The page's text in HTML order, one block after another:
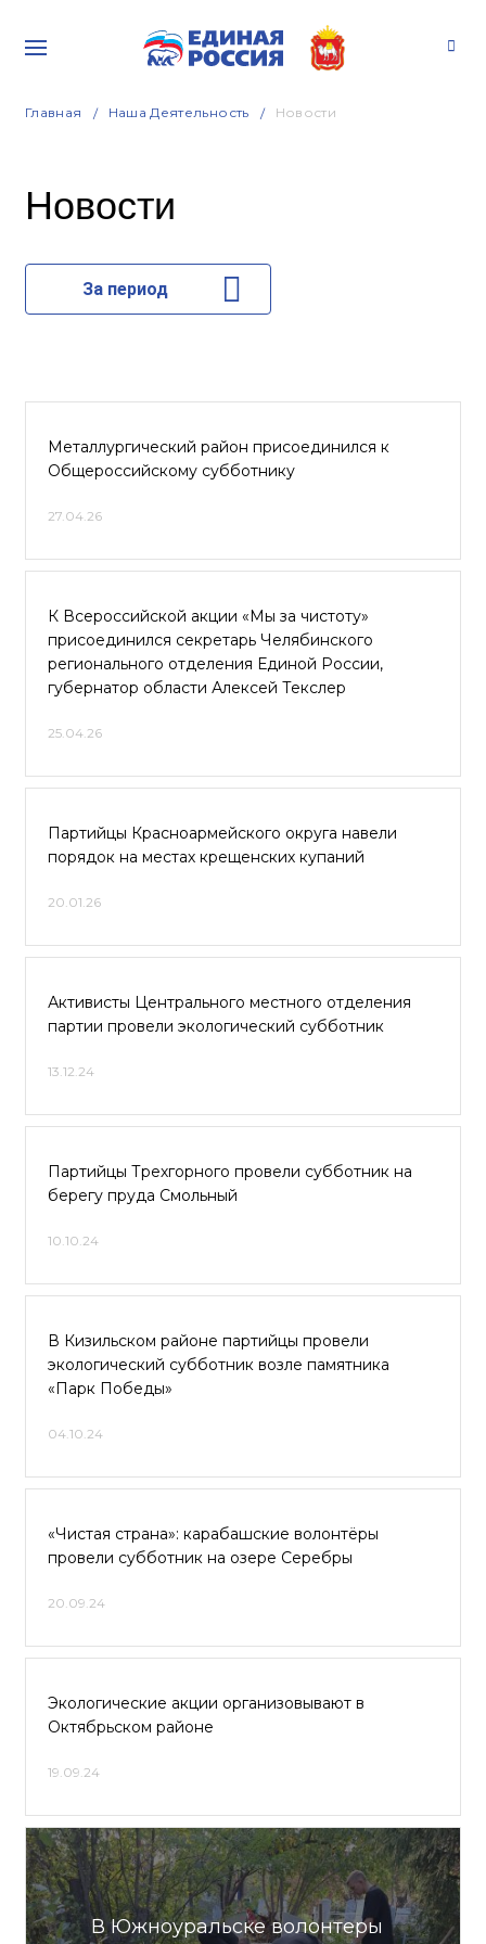
Главная Наша Деятельность Новости
Новости
За период
Металлургический район присоединился к
Общероссийскому субботнику
27.04.26
К Всероссийской акции «Мы за чистоту»
присоединился секретарь Челябинского
регионального отделения Единой России,
губернатор области Алексей Текслер
25.04.26
Партийцы Красноармейского округа навели
порядок на местах крещенских купаний
20.01.26
Активисты Центрального местного отделения
партии провели экологический субботник
13.12.24
Партийцы Трехгорного провели субботник на
берегу пруда Смольный
10.10.24
В Кизильском районе партийцы провели
экологический субботник возле памятника
«Парк Победы»
04.10.24
«Чистая страна»: карабашские волонтёры
провели субботник на озере Серебры
20.09.24
Экологические акции организовывают в
Октябрьском районе
19.09.24
В Южноуральске волонтеры